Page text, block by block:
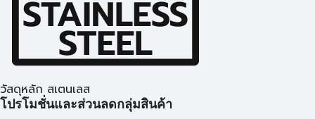
วัสดุหลัก สเตนเลส
โปรโมชั่นและส่วนลดกลุ่มสินค้า